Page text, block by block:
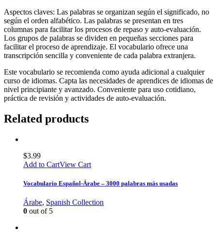
Aspectos claves: Las palabras se organizan según el significado, no
según el orden alfabético. Las palabras se presentan en tres
columnas para facilitar los procesos de repaso y auto-evaluación.
Los grupos de palabras se dividen en pequeñas secciones para
facilitar el proceso de aprendizaje. El vocabulario ofrece una
transcripción sencilla y conveniente de cada palabra extranjera.
Este vocabulario se recomienda como ayuda adicional a cualquier
curso de idiomas. Capta las necesidades de aprendices de idiomas de
nivel principiante y avanzado. Conveniente para uso cotidiano,
práctica de revisión y actividades de auto-evaluación.
Related products
$3.99
Add to CartView Cart
Vocabulario Español-Árabe – 3000 palabras más usadas
Árabe, Spanish Collection
0 out of 5